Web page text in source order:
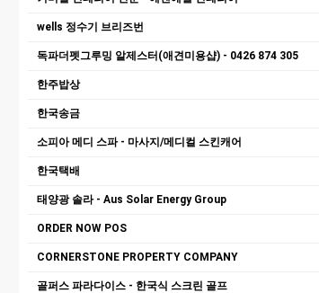
wells 정수기 브리즈번
독파더펫그루밍 알제스터(애견미용샵) - 0426 874 305
한주밥상
한국송금
소피아 메디 스파 - 마사지/메디컬 스킨캐어
한국택배
태양광 솔라 - Aus Solar Energy Group
ORDER NOW POS
CORNERSTONE PROPERTY COMPANY
골퍼스 파라다이스 - 한국식 스크린 골프